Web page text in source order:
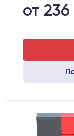
Направляющие
от